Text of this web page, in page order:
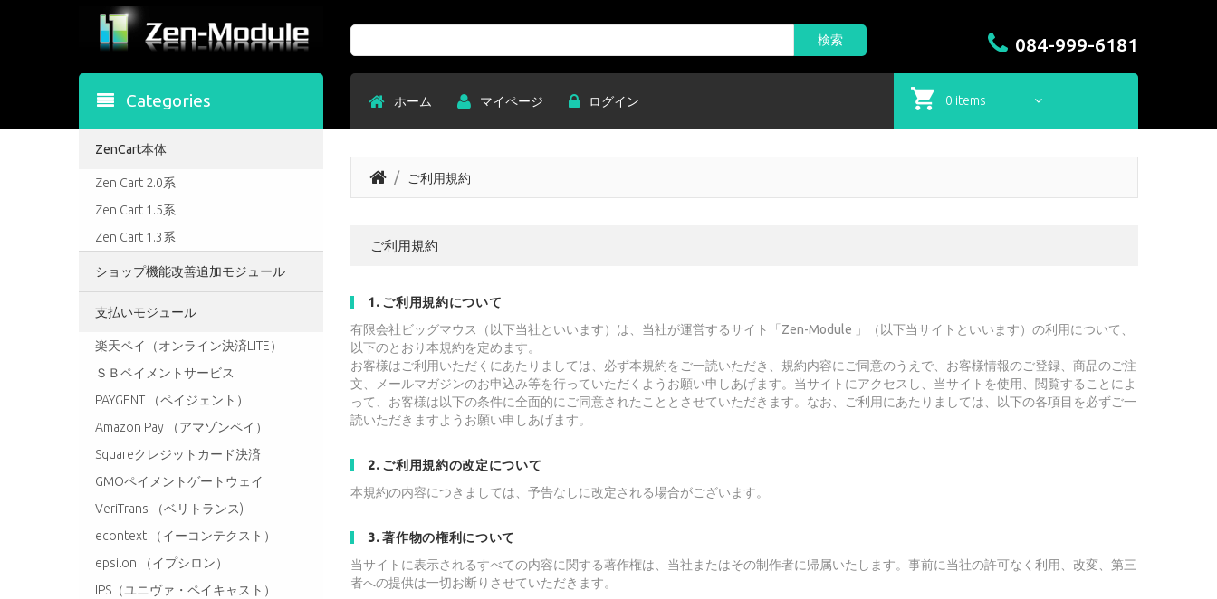
Search 検索 084-999-6181
Categories ホーム マイページ ログイン 0 items
ご利用規約
ご利用規約
1. ご利用規約について
有限会社ビッグマウス（以下当社といいます）は、当社が運営するサイト「Zen-Module 」（以下当サイトといいます）の利用について、
以下のとおり本規約を定めます。
お客様はご利用いただくにあたりましては、必ず本規約をご一読いただき、規約内容にご同意のうえで、お客様情報のご登録、商品のご注
文、メールマガジンのお申込み等を行っていただくようお願い申しあげます。当サイトにアクセスし、当サイトを使用、閲覧することによ
って、お客様は以下の条件に全面的にご同意されたこととさせていただきます。なお、ご利用にあたりましては、以下の各項目を必ずご一
読いただきますようお願い申しあげます。
2. ご利用規約の改定について
本規約の内容につきましては、予告なしに改定される場合がございます。
3. 著作物の権利について
当サイトに表示されるすべての内容に関する著作権は、当社またはその制作者に帰属いたします。事前に当社の許可なく利用、改変、第三
者への提供は一切お断りさせていただきます。
ZenCart本体
Zen Cart 2.0系
Zen Cart 1.5系
Zen Cart 1.3系
ショップ機能改善追加モジュール
支払いモジュール
楽天ペイ（オンライン決済LITE）
ＳＢペイメントサービス
PAYGENT （ペイジェント）
Amazon Pay （アマゾンペイ）
Squareクレジットカード決済
GMOペイメントゲートウェイ
VeriTrans （ベリトランス)
econtext （イーコンテクスト）
epsilon （イプシロン）
IPS（ユニヴァ・ペイキャスト）